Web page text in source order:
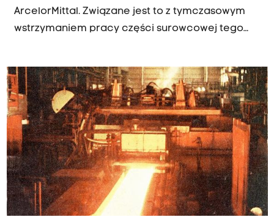
ArcelorMittal. Związane jest to z tymczasowym
wstrzymaniem pracy części surowcowej tego